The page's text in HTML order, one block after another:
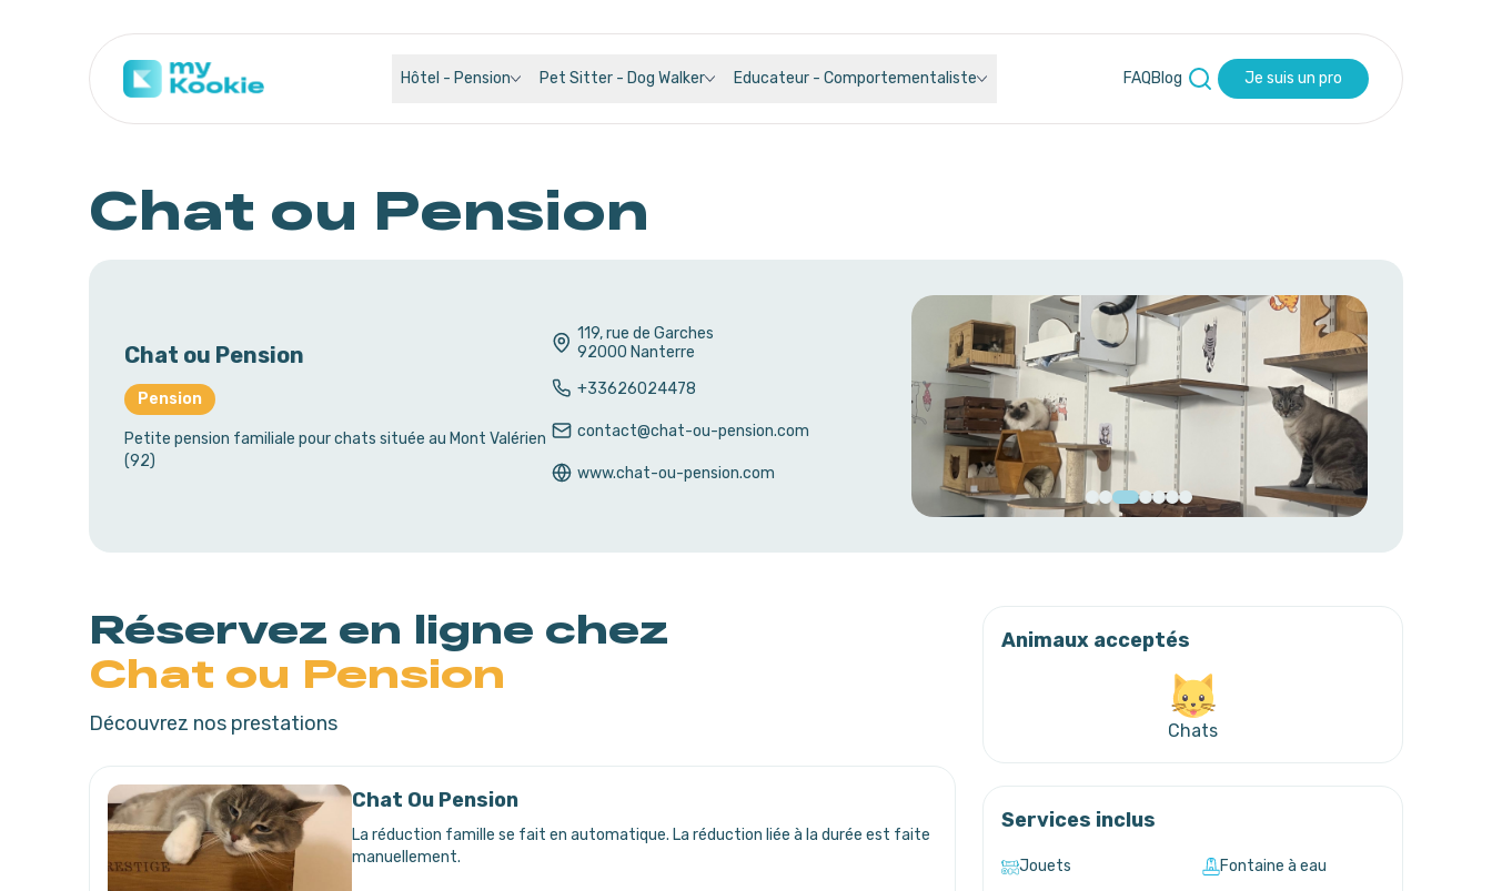
Hôtel - Pension Pet Sitter - Dog Walker Educateur - Comportementaliste FAQBlog Je suis un pro
Chat ou Pension
Chat ou Pension
Pension
Petite pension familiale pour chats située au Mont Valérien
(92)
119, rue de Garches
92000 Nanterre
+33626024478
contact@chat-ou-pension.com
www.chat-ou-pension.com
Réservez en ligne chez
Chat ou Pension
Découvrez nos prestations
Chat Ou Pension
La réduction famille se fait en automatique. La réduction liée à la durée est faite
manuellement.
Animaux acceptés
Chats
Services inclus
Jouets Fontaine à eau